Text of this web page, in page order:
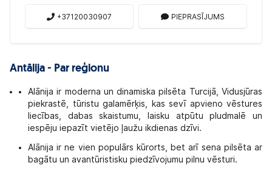
+37120030907 PIEPRASĪJUMS
Antālija - Par reģionu
Alānija ir moderna un dinamiska pilsēta Turcijā, Vidusjūras
piekrastē, tūristu galamērķis, kas sevī apvieno vēstures
liecības, dabas skaistumu, laisku atpūtu pludmalē un
iespēju iepazīt vietējo ļaužu ikdienas dzīvi.
Alānija ir ne vien populārs kūrorts, bet arī sena pilsēta ar
bagātu un avantūristisku piedzīvojumu pilnu vēsturi.